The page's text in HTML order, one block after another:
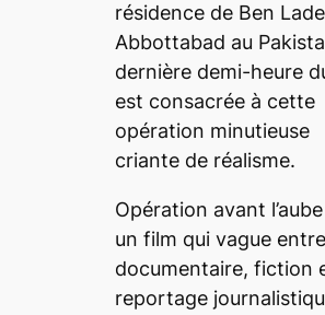
résidence de Ben
Abbottabad au
dernière demi-heure
est consacrée à cette
opération minutieuse
criante de réalisme.
Opération avant l’aube
un film qui vague entre
documentaire, fiction
reportage